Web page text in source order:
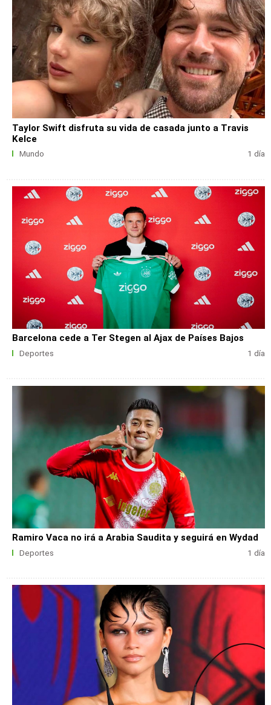
Taylor Swift disfruta su vida de casada junto a Travis
Kelce
Mundo 1 día
Barcelona cede a Ter Stegen al Ajax de Países Bajos
Deportes 1 día
Ramiro Vaca no irá a Arabia Saudita y seguirá en Wydad
Deportes 1 día